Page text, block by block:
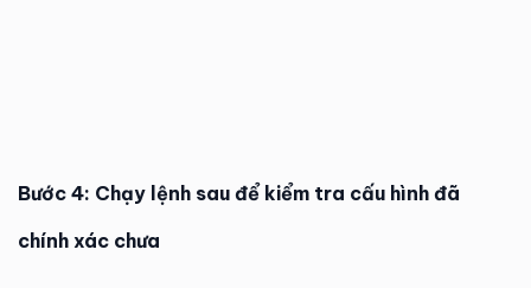
Bước 4: Chạy lệnh sau để kiểm tra cấu hình đã
chính xác chưa